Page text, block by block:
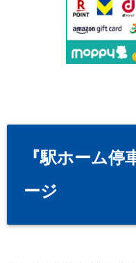
『駅ホーム停
ージ